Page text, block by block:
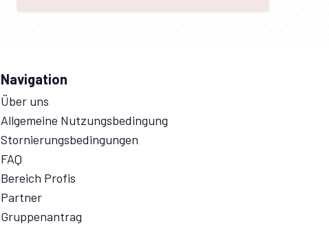
Navigation
Über uns
Allgemeine Nutzungsbedingung
Stornierungsbedingungen
FAQ
Bereich Profis
Partner
Gruppenantrag